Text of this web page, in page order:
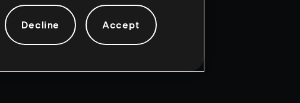
Decline Accept